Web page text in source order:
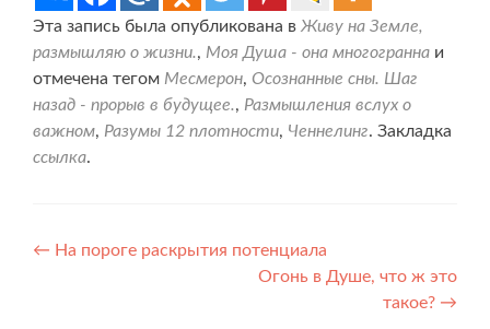
Эта запись была опубликована в Живу на Земле,
размышляю о жизни., Моя Душа - она многогранна и
отмечена тегом Месмерон, Осознанные сны. Шаг
назад - прорыв в будущее., Размышления вслух о
важном, Разумы 12 плотности, Ченнелинг. Закладка
ссылка.
Навигация
← На пороге раскрытия потенциала
Огонь в Душе, что ж это
такое? →